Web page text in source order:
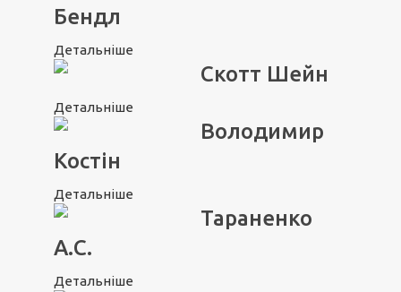
Бендл
Детальніше
Скотт Шейн
Детальніше
Володимир
Костін
Детальніше
Тараненко
А.С.
Детальніше